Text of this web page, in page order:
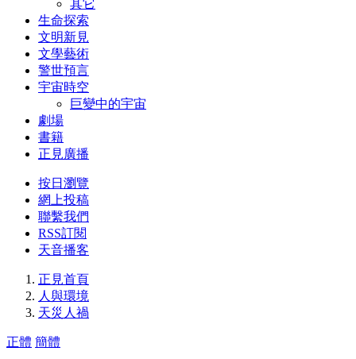
其它
生命探索
文明新見
文學藝術
警世預言
宇宙時空
巨變中的宇宙
劇場
書籍
正見廣播
按日瀏覽
網上投稿
聯繫我們
RSS訂閱
天音播客
正見首頁
人與環境
天災人禍
正體 簡體